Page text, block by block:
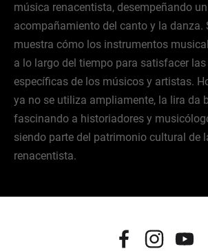
música renacentista, desempeñando
acompañamiento del canto y la danza.
muestra cómo los instrumentos
a lo largo del tiempo para satisfacer
específicas de los músicos y artistas.
ya no se utiliza ampliamente, la lira da
fascinando a historiadores y
siendo parte del patrimonio cultural de
renacentista.